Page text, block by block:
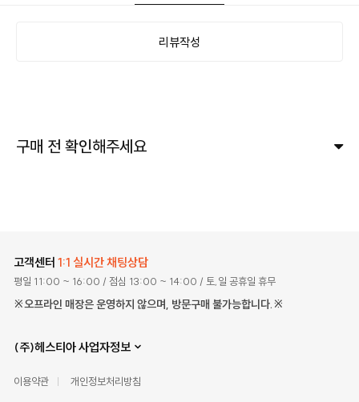
리뷰작성
구매 전 확인해주세요
고객센터 1:1 실시간 채팅상담
평일 11:00 ~ 16:00 / 점심 13:00 ~ 14:00 / 토,일 공휴일 휴무
※오프라인 매장은 운영하지 않으며, 방문구매 불가능합니다.※
(주)헤스티아 사업자정보
이용약관 개인정보처리방침